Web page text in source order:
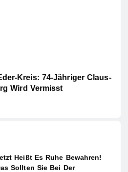
Kreis: 74-Jähriger Claus-
Wird Vermisst
Heißt Es Ruhe Bewahren!
Sollten Sie Bei Der